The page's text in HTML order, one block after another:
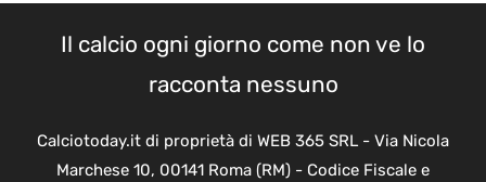
Il calcio ogni giorno come non ve lo
racconta nessuno
Calciotoday.it di proprietà di WEB 365 SRL - Via Nicola
Marchese 10, 00141 Roma (RM) - Codice Fiscale e